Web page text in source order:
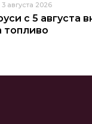
3 августа 2026
с 5 августа
топливо